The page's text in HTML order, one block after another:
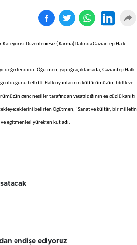
Düzenlemesiz ( Karma) Dalında Gaziantep Halk
değerlendirdi. Öğütmen, yaptığı açıklamada, Gaziantep Halk
olduğunu belirtti. Halk oyunlarının kültürümüzün, birlik ve
genç nesiller tarafından yaşatıldığının en güçlü kanıtı
belirten Öğütmen, “Sanat ve kültür, bir milletin
ve eğitmenleri yürekten kutladı.
endişe ediyoruz